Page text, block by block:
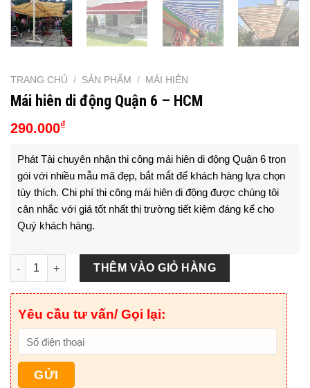
TRANG CHỦ / SẢN PHẨM / MÁI HIÊN
Mái hiên di động Quận 6 – HCM
290.000₫
Phát Tài chuyên nhận thi công mái hiên di động Quận 6 trọn
gói với nhiều mẫu mã đẹp, bắt mắt để khách hàng lựa chọn
tùy thích. Chi phí thi công mái hiên di động được chúng tôi
cân nhắc với giá tốt nhất thị trường tiết kiệm đáng kể cho
Quý khách hàng.
Mái hiên di động Quận 6 - HCM số lượng
THÊM VÀO GIỎ HÀNG
Yêu cầu tư vấn/ Gọi lại: